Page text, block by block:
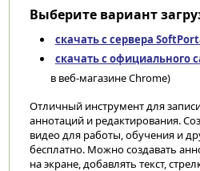
Выберите вариант
скачать с сервера
скачать с официального
в веб-магазине Chrome)
Отличный инструмент для
аннотаций и редактирования.
видео для работы, обучения и
бесплатно. Можно создавать
на экране, добавлять текст,